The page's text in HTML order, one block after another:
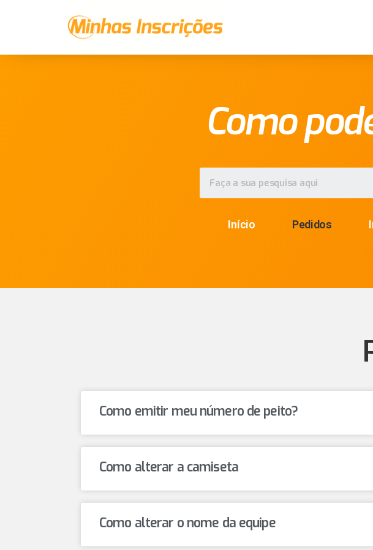
Como
Início Pedidos
Como emitir meu número de peito?
Como alterar a camiseta
Como alterar o nome da equipe